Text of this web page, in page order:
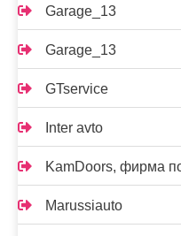
Garage_13
Garage_13
GTservice
Inter avto
KamDoors, фирма
Marussiauto